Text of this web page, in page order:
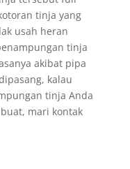
tinja yang
usah heran
tinja
akibat pipa
kalau
tinja Anda
mari kontak